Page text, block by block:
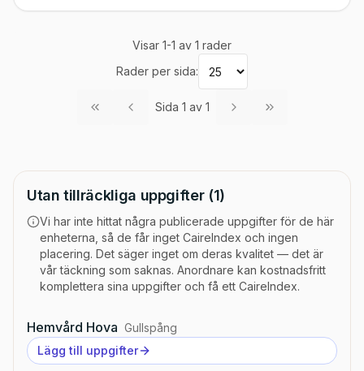
Visar 1-1 av 1 rader
Rader per sida:
Sida 1 av 1
Utan tillräckliga uppgifter (1)
Vi har inte hittat några publicerade uppgifter för de här
enheterna, så de får inget CaireIndex och ingen
placering. Det säger inget om deras kvalitet — det är
vår täckning som saknas. Anordnare kan kostnadsfritt
komplettera sina uppgifter och få ett CaireIndex.
Hemvård Hova Gullspång
Lägg till uppgifter